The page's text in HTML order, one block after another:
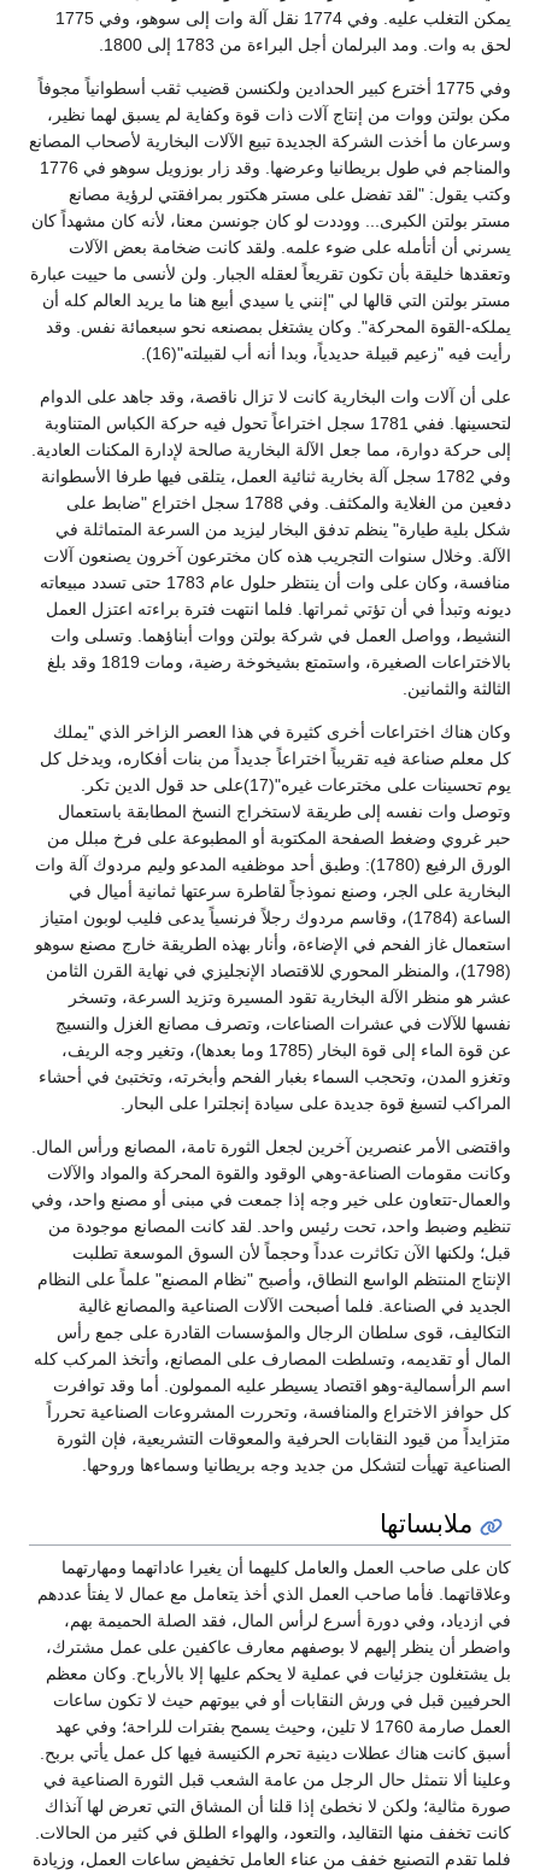
يمكن التغلب عليه. وفي 1774 نقل آلة وات إلى سوهو، وفي 1775
لحق به وات. ومد البرلمان أجل البراءة من 1783 إلى 1800.
وفي 1775 أخترع كبير الحدادين ولكنسن قضيب ثقب أسطوانياً مجوفاً
مكن بولتن ووات من إنتاج آلات ذات قوة وكفاية لم يسبق لهما نظير،
وسرعان ما أخذت الشركة الجديدة تبيع الآلات البخارية لأصحاب المصانع
والمناجم في طول بريطانيا وعرضها. وقد زار بوزويل سوهو في 1776
وكتب يقول: "لقد تفضل على مستر هكتور بمرافقتي لرؤية مصانع
مستر بولتن الكبرى... ووددت لو كان جونسن معنا، لأنه كان مشهداً كان
يسرني أن أتأمله على ضوء علمه. ولقد كانت ضخامة بعض الآلات
وتعقدها خليقة بأن تكون تقريعاً لعقله الجبار. ولن لأنسى ما حييت عبارة
مستر بولتن التي قالها لي "إنني يا سيدي أبيع هنا ما يريد العالم كله أن
يملكه-القوة المحركة". وكان يشتغل بمصنعه نحو سبعمائة نفس. وقد
رأيت فيه "زعيم قبيلة حديدياً، وبدا أنه أب لقبيلته"(16).
على أن آلات وات البخارية كانت لا تزال ناقصة، وقد جاهد على الدوام
لتحسينها. ففي 1781 سجل اختراعاً تحول فيه حركة الكباس المتناوبة
إلى حركة دوارة، مما جعل الآلة البخارية صالحة لإدارة المكنات العادية.
وفي 1782 سجل آلة بخارية ثنائية العمل، يتلقى فيها طرفا الأسطوانة
دفعين من الغلاية والمكثف. وفي 1788 سجل اختراع "ضابط على
شكل بلية طيارة" ينظم تدفق البخار ليزيد من السرعة المتماثلة في
الآلة. وخلال سنوات التجريب هذه كان مخترعون آخرون يصنعون آلات
منافسة، وكان على وات أن ينتظر حلول عام 1783 حتى تسدد مبيعاته
ديونه وتبدأ في أن تؤتي ثمراتها. فلما انتهت فترة براءته اعتزل العمل
النشيط، وواصل العمل في شركة بولتن ووات أبناؤهما. وتسلى وات
بالاختراعات الصغيرة، واستمتع بشيخوخة رضية، ومات 1819 وقد بلغ
الثالثة والثمانين.
وكان هناك اختراعات أخرى كثيرة في هذا العصر الزاخر الذي "يملك
كل معلم صناعة فيه تقريباً اختراعاً جديداً من بنات أفكاره، ويدخل كل
يوم تحسينات على مخترعات غيره"(17)على حد قول الدين تكر.
وتوصل وات نفسه إلى طريقة لاستخراج النسخ المطابقة باستعمال
حبر غروي وضغط الصفحة المكتوبة أو المطبوعة على فرخ مبلل من
الورق الرفيع (1780): وطبق أحد موظفيه المدعو وليم مردوك آلة وات
البخارية على الجر، وصنع نموذجاً لقاطرة سرعتها ثمانية أميال في
الساعة (1784)، وقاسم مردوك رجلاً فرنسياً يدعى فليب لوبون امتياز
استعمال غاز الفحم في الإضاءة، وأنار بهذه الطريقة خارج مصنع سوهو
(1798)، والمنظر المحوري للاقتصاد الإنجليزي في نهاية القرن الثامن
عشر هو منظر الآلة البخارية تقود المسيرة وتزيد السرعة، وتسخر
نفسها للآلات في عشرات الصناعات، وتصرف مصانع الغزل والنسيج
عن قوة الماء إلى قوة البخار (1785 وما بعدها)، وتغير وجه الريف،
وتغزو المدن، وتحجب السماء بغبار الفحم وأبخرته، وتختبئ في أحشاء
المراكب لتسبغ قوة جديدة على سيادة إنجلترا على البحار.
واقتضى الأمر عنصرين آخرين لجعل الثورة تامة، المصانع ورأس المال.
وكانت مقومات الصناعة-وهي الوقود والقوة المحركة والمواد والآلات
والعمال-تتعاون على خير وجه إذا جمعت في مبنى أو مصنع واحد، وفي
تنظيم وضبط واحد، تحت رئيس واحد. لقد كانت المصانع موجودة من
قبل؛ ولكنها الآن تكاثرت عدداً وحجماً لأن السوق الموسعة تطلبت
الإنتاج المنتظم الواسع النطاق، وأصبح "نظام المصنع" علماً على النظام
الجديد في الصناعة. فلما أصبحت الآلات الصناعية والمصانع غالية
التكاليف، قوى سلطان الرجال والمؤسسات القادرة على جمع رأس
المال أو تقديمه، وتسلطت المصارف على المصانع، وأتخذ المركب كله
اسم الرأسمالية-وهو اقتصاد يسيطر عليه الممولون. أما وقد توافرت
كل حوافز الاختراع والمنافسة، وتحررت المشروعات الصناعية تحرراً
متزايداً من قيود النقابات الحرفية والمعوقات التشريعية، فإن الثورة
الصناعية تهيأت لتشكل من جديد وجه بريطانيا وسماءها وروحها.
ملابساتها
كان على صاحب العمل والعامل كليهما أن يغيرا عاداتهما ومهارتهما
وعلاقاتهما. فأما صاحب العمل الذي أخذ يتعامل مع عمال لا يفتأ عددهم
في ازدياد، وفي دورة أسرع لرأس المال، فقد الصلة الحميمة بهم،
واضطر أن ينظر إليهم لا بوصفهم معارف عاكفين على عمل مشترك،
بل يشتغلون جزئيات في عملية لا يحكم عليها إلا بالأرباح. وكان معظم
الحرفيين قبل في ورش النقابات أو في بيوتهم حيث لا تكون ساعات
العمل صارمة 1760 لا تلين، وحيث يسمح بفترات للراحة؛ وفي عهد
أسبق كانت هناك عطلات دينية تحرم الكنيسة فيها كل عمل يأتي بربح.
وعلينا ألا نتمثل حال الرجل من عامة الشعب قبل الثورة الصناعية في
صورة مثالية؛ ولكن لا نخطئ إذا قلنا أن المشاق التي تعرض لها آنذاك
كانت تخفف منها التقاليد، والتعود، والهواء الطلق في كثير من الحالات.
فلما تقدم التصنيع خفف من عناء العامل تخفيض ساعات العمل، وزيادة